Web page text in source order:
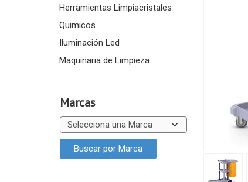
Herramientas Limpiacristales
Quimicos
Iluminación Led
Maquinaria de Limpieza
Marcas